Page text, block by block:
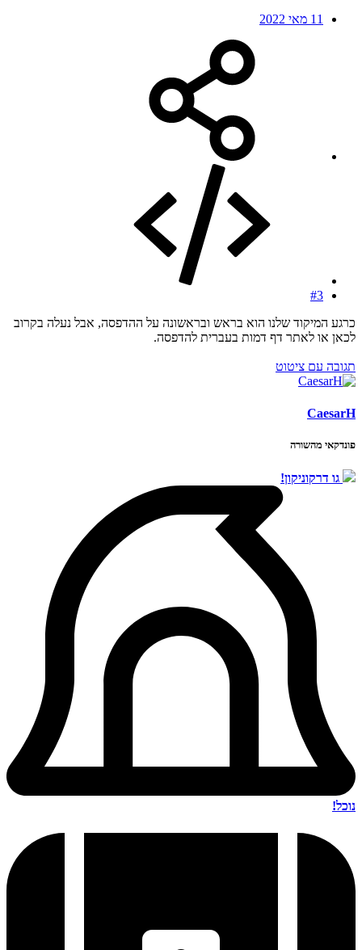
11 מאי 2022
#3
כרגע המיקוד שלנו הוא בראש ובראשונה על ההדפסה, אבל נעלה בקרוב
לכאן או לאתר דף דמות בעברית להדפסה.
תגובה עם ציטוט
CaesarH
פונדקאי מהשורה
גו דרקוניקון!
נוכל!